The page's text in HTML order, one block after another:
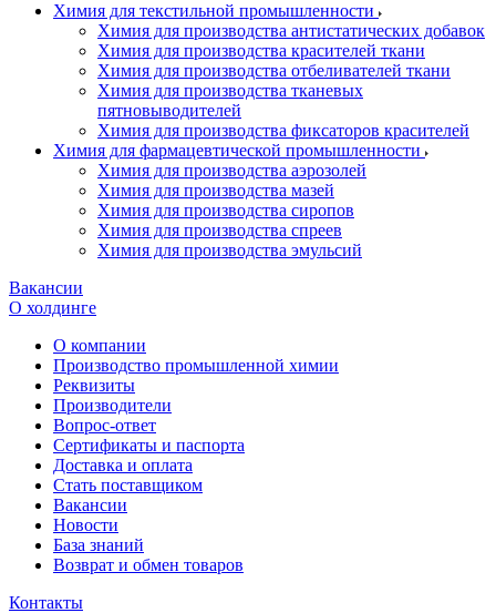
Химия для текстильной промышленности
Химия для производства антистатических добавок
Химия для производства красителей ткани
Химия для производства отбеливателей ткани
Химия для производства тканевых
пятновыводителей
Химия для производства фиксаторов красителей
Химия для фармацевтической промышленности
Химия для производства аэрозолей
Химия для производства мазей
Химия для производства сиропов
Химия для производства спреев
Химия для производства эмульсий
Вакансии
О холдинге
О компании
Производство промышленной химии
Реквизиты
Производители
Вопрос-ответ
Сертификаты и паспорта
Доставка и оплата
Стать поставщиком
Вакансии
Новости
База знаний
Возврат и обмен товаров
Контакты